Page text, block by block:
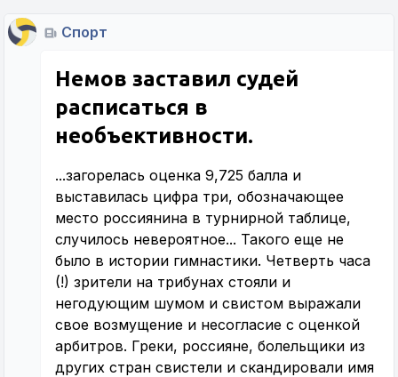
Спорт
Немов заставил судей
расписаться в
необъективности.
...загорелась оценка 9,725 балла и
выставилась цифра три, обозначающее
место россиянина в турнирной таблице,
случилось невероятное... Такого еще не
было в истории гимнастики. Четверть часа
(!) зрители на трибунах стояли и
негодующим шумом и свистом выражали
свое возмущение и несогласие с оценкой
арбитров. Греки, россияне, болельщики из
других стран свистели и скандировали имя